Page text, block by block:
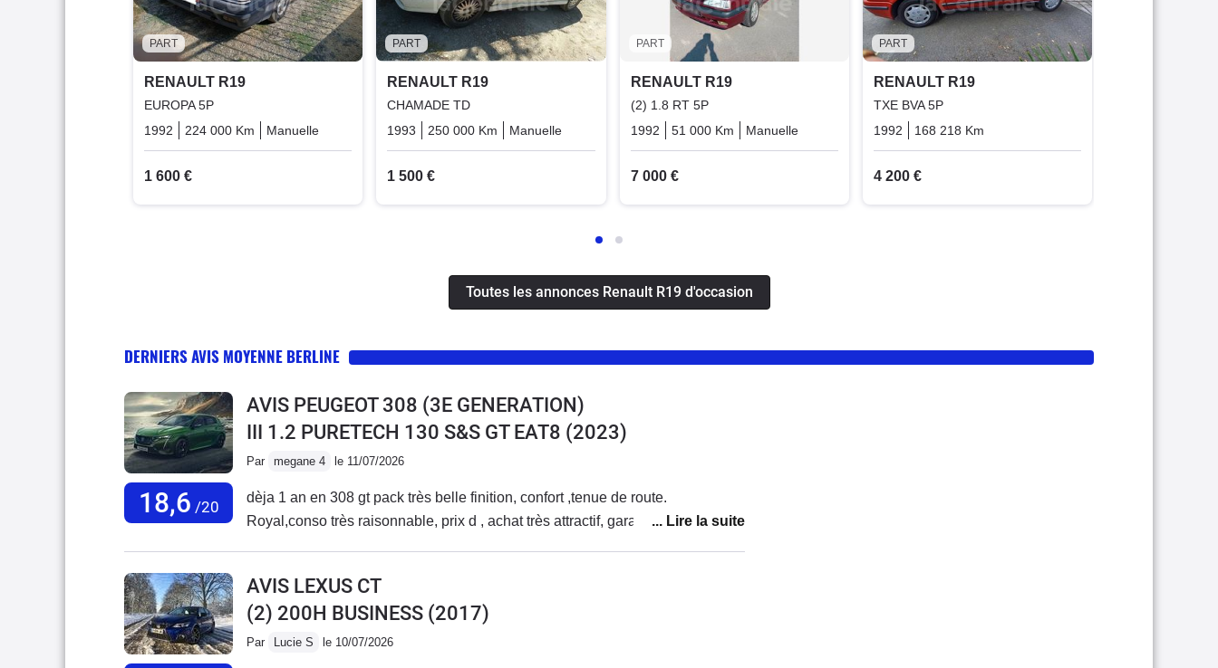
PART
RENAULT R19
EUROPA 5P
1992
224 000 Km Manuelle
1 600 €
PART
RENAULT R19
CHAMADE TD
1993
250 000 Km Manuelle
1 500 €
PART
RENAULT R19
(2) 1.8 RT 5P
1992
51 000 Km Manuelle
7 000 €
PART
RENAULT R19
TXE BVA 5P
1992
168 218 Km
4 200 €
Toutes les annonces Renault R19 d'occasion
DERNIERS AVIS MOYENNE BERLINE
18,6 /20
AVIS PEUGEOT 308 (3E GENERATION)
III 1.2 PURETECH 130 S&S GT EAT8 (2023)
Par megane 4 le 11/07/2026
dèja 1 an en 308 gt pack très belle finition, confort ,tenue de route.
Royal,conso très raisonnable, prix d , achat très attractif, garantie 10 ans
AVIS LEXUS CT
(2) 200H BUSINESS (2017)
Par Lucie S le 10/07/2026